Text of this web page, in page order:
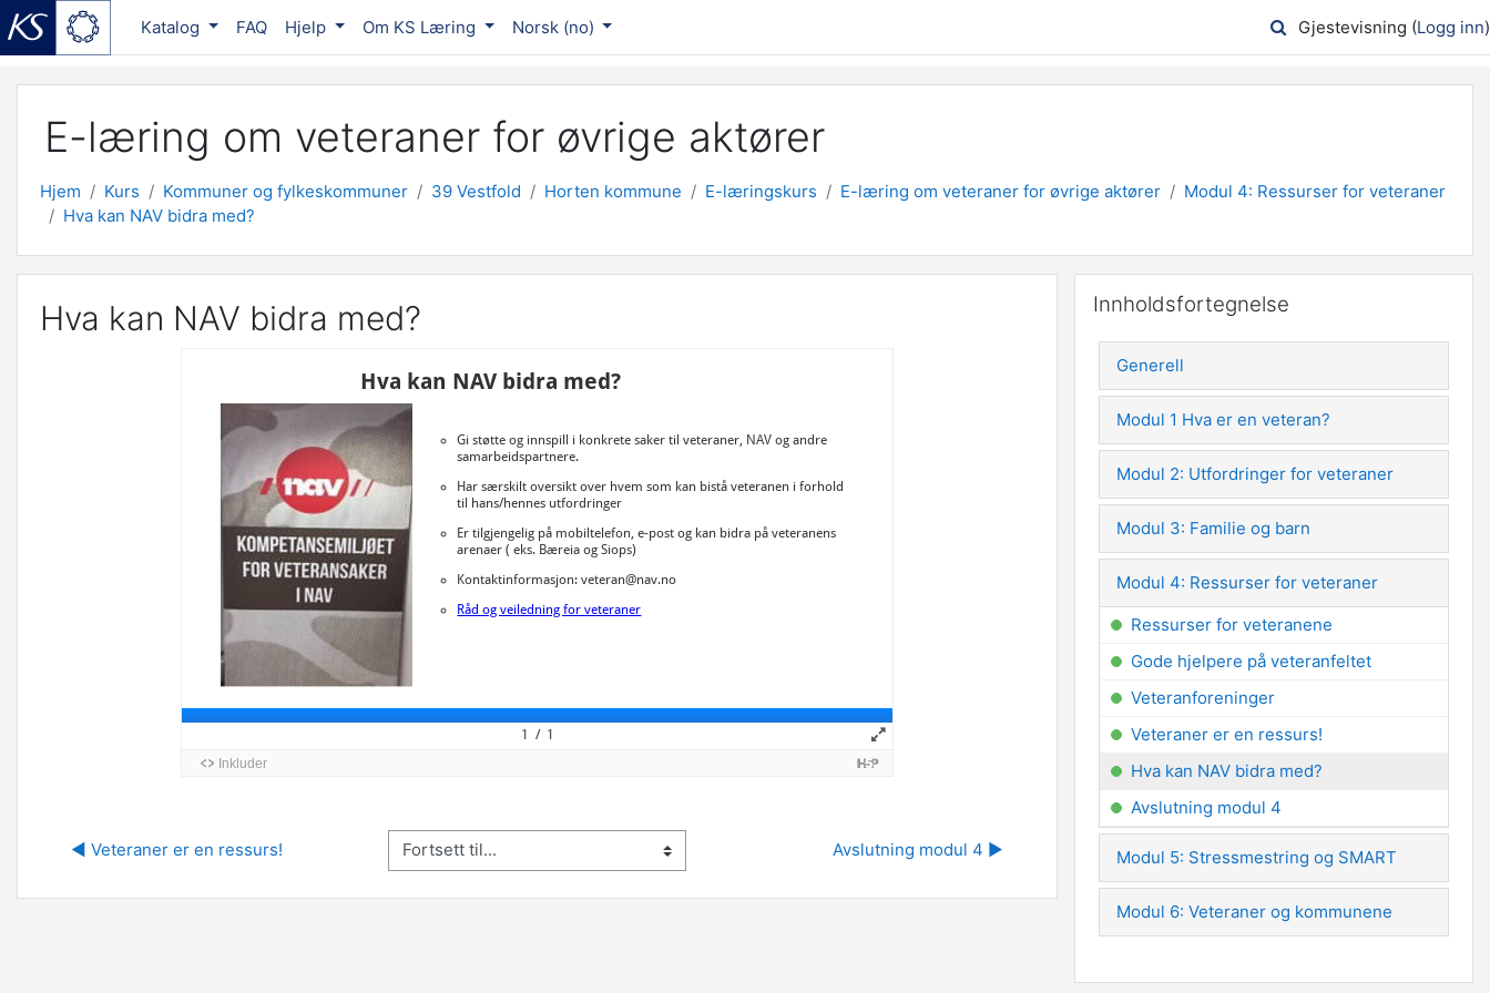
Katalog FAQ Hjelp Om KS Læring Norsk ‎(no)‎ Gjestevisning (Logg inn)
E-læring om veteraner for øvrige aktører
Hjem Kurs Kommuner og fylkeskommuner 39 Vestfold Horten kommune E-læringskurs E-læring om veteraner for øvrige aktører
Modul 4: Ressurser for veteraner
Hva kan NAV bidra med?
Hva kan NAV bidra med?
◀︎ Veteraner er en ressurs! Fortsett til... Avslutning modul 4 ▶︎
Innholdsfortegnelse
Generell
Modul 1 Hva er en veteran?
Modul 2: Utfordringer for veteraner
Modul 3: Familie og barn
Modul 4: Ressurser for veteraner
Ressurser for veteranene
Gode hjelpere på veteranfeltet
Veteranforeninger
Veteraner er en ressurs!
Hva kan NAV bidra med?
Avslutning modul 4
Modul 5: Stressmestring og SMART
Modul 6: Veteraner og kommunene